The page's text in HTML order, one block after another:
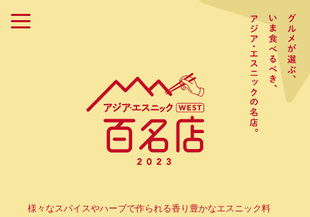
様々なスパイスやハーブで作られる香り豊かなエスニック料